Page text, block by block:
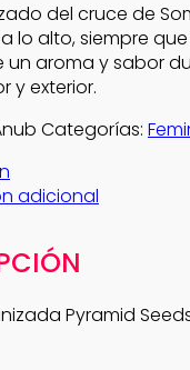
del cruce de
lo alto, siempre
un aroma y sabor
y exterior.
Categorías:
adicional
Pyramid